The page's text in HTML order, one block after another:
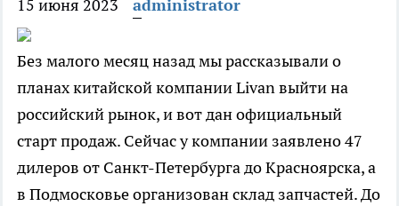
15 июня 2023 administrator
Без малого месяц назад мы рассказывали о
планах китайской компании Livan выйти на
российский рынок, и вот дан официальный
старт продаж. Сейчас у компании заявлено 47
дилеров от Санкт-Петербурга до Красноярска, а
в Подмосковье организован склад запчастей. До